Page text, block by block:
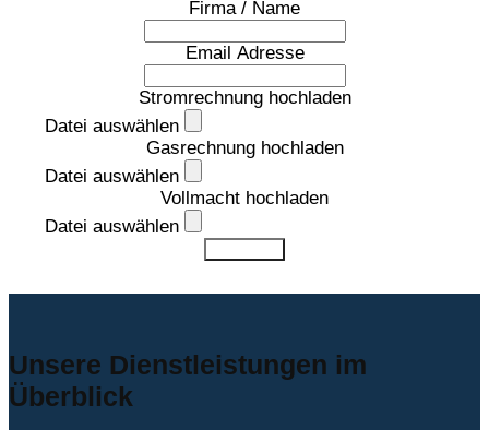
Firma / Name
Email Adresse
Stromrechnung hochladen
Datei auswählen
Gasrechnung hochladen
Datei auswählen
Vollmacht hochladen
Datei auswählen
Unsere Dienstleistungen im
Überblick